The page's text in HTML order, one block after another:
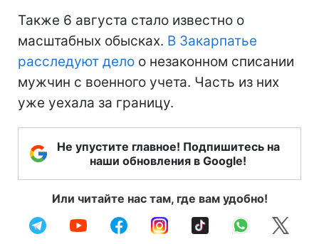
Также 6 августа стало известно о
масштабных обысках. В Закарпатье
расследуют дело о незаконном списании
мужчин с военного учета. Часть из них
уже уехала за границу.
Не упустите главное! Подпишитесь на
наши обновления в Google!
Или читайте нас там, где вам удобно!